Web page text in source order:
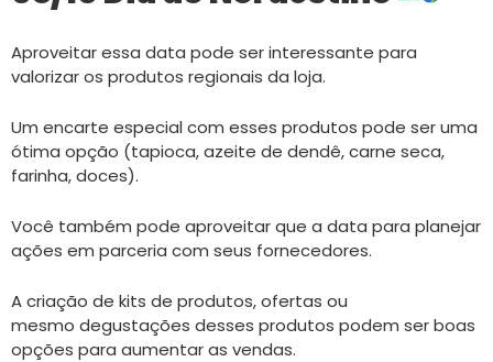
Aproveitar essa data pode ser interessante para
valorizar os produtos regionais da loja.
Um encarte especial com esses produtos pode ser uma
ótima opção (tapioca, azeite de dendê, carne seca,
farinha, doces).
Você também pode aproveitar que a data para planejar
ações em parceria com seus fornecedores.
A criação de kits de produtos, ofertas ou
mesmo degustações desses produtos podem ser boas
opções para aumentar as vendas.